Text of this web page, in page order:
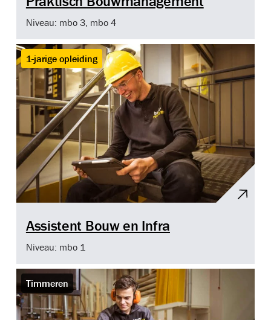
Niveau: mbo 3, mbo 4
1-jarige opleiding
Assistent Bouw en Infra
Niveau: mbo 1
Timmeren